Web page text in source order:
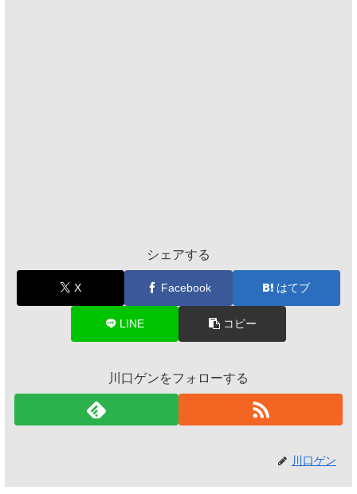
シェアする
X Facebook はてブ
LINE コピー
川口ゲンをフォローする
川口ゲン